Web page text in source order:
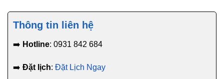
Thông tin liên hệ
➡️ Hotline: 0931 842 684
➡️ Đặt lịch: Đặt Lịch Ngay